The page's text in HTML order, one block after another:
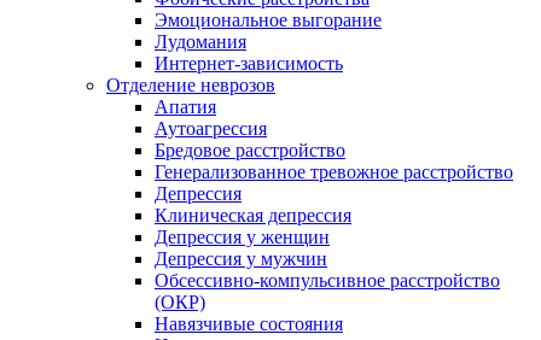
Эмоциональное выгорание
Лудомания
Интернет-зависимость
Отделение неврозов
Апатия
Аутоагрессия
Бредовое расстройство
Генерализованное тревожное расстройство
Депрессия
Клиническая депрессия
Депрессия у женщин
Депрессия у мужчин
Обсессивно-компульсивное расстройство
(ОКР)
Навязчивые состояния